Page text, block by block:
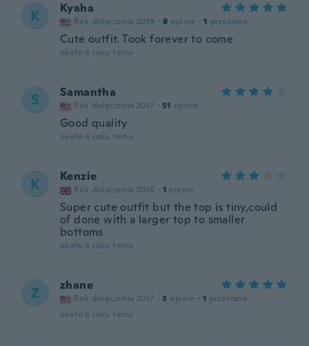
K Kyaha
Rok dołączenia 2019 · 8 opinie · 1 przesłane
Cute outfit. Took forever to come
około 6 roku temu
S Samantha
Rok dołączenia 2017 · 51 opinie
Good quality
około 6 roku temu
K Kenzie
Rok dołączenia 2016 · 1 opinie
Super cute outfit but the top is tiny,could
of done with a larger top to smaller
bottoms
około 6 roku temu
Z zhane
Rok dołączenia 2017 · 3 opinie · 1 przesłane
około 6 roku temu